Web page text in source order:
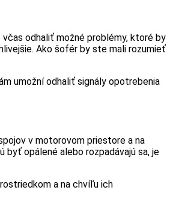
odhaliť možné problémy, ktoré by
Ako šofér by ste mali rozumieť
umožní odhaliť signály opotrebenia
v motorovom priestore a na
byť opálené alebo rozpadávajú sa, je
a na chvíľu ich